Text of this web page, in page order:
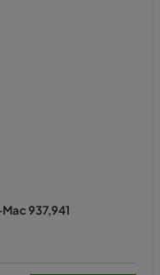
937,941